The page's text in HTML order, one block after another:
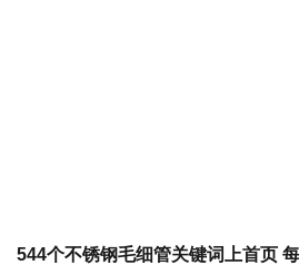
544个不锈钢毛细管关键词上首页